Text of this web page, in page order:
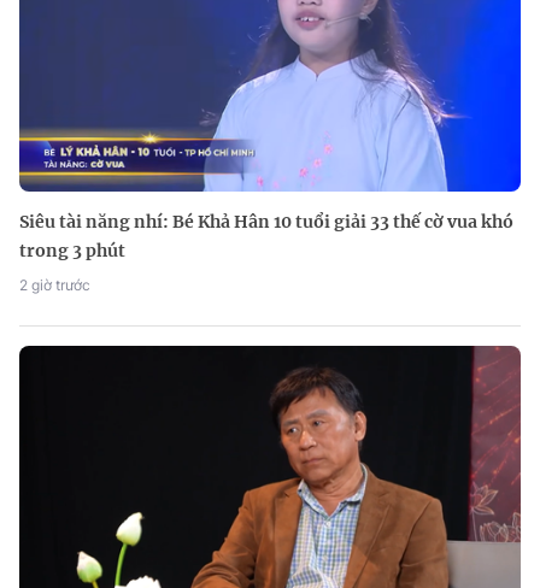
Siêu tài năng nhí: Bé Khả Hân 10 tuổi giải 33 thế cờ vua khó
trong 3 phút
2 giờ trước